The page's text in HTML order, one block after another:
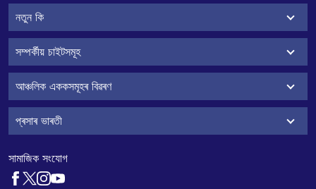
নতুন কি
সম্পৰ্কীয় চাইটসমূহ
আঞ্চলিক এককসমূহৰ বিৱৰণ
প্ৰসাৰ ভাৰতী
সামাজিক সংযোগ